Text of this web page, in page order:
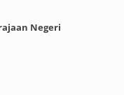
Negeri